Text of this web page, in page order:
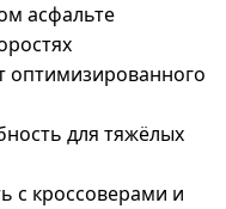
асфальте
для тяжёлых
с кроссоверами и